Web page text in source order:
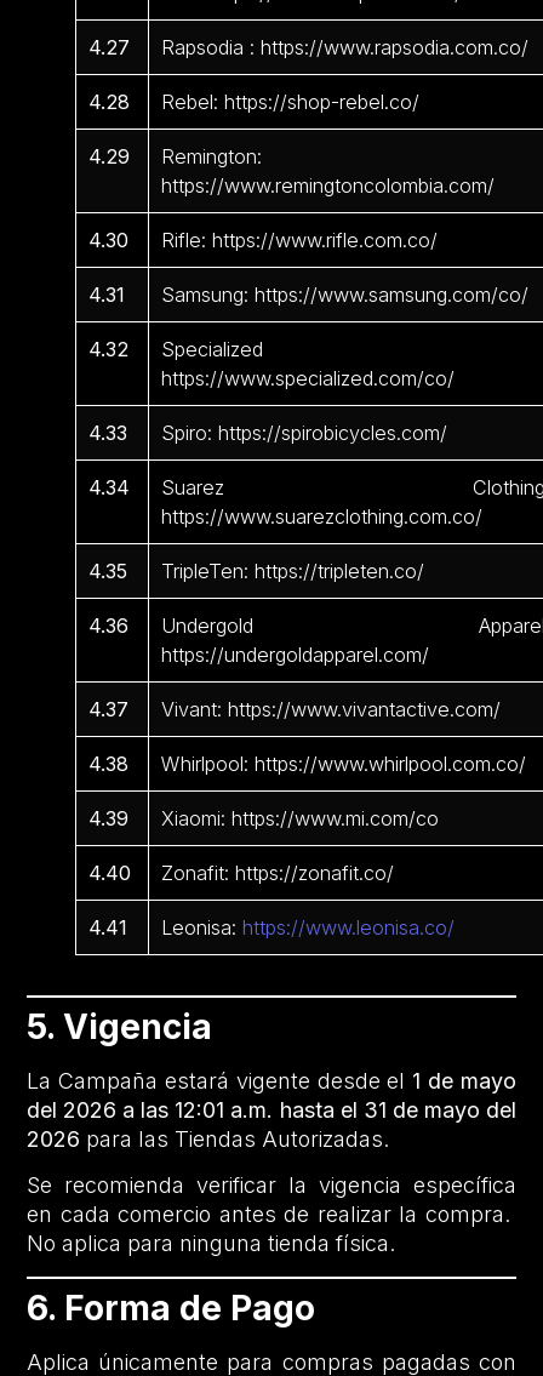
4.27 Rapsodia : https://www.rapsodia.com.co/
4.28 Rebel: https://shop-rebel.co/
4.29
Remington:
https://www.remingtoncolombia.com/
4.30 Rifle: https://www.rifle.com.co/
4.31 Samsung: https://www.samsung.com/co/
4.32
Specialized
https://www.specialized.com/co/
4.33 Spiro: https://spirobicycles.com/
4.34
Suarez
https://www.suarezclothing.com.co/
4.35 TripleTen: https://tripleten.co/
4.36
Undergold
https://undergoldapparel.com/
4.37 Vivant: https://www.vivantactive.com/
4.38 Whirlpool: https://www.whirlpool.com.co/
4.39 Xiaomi: https://www.mi.com/co
4.40 Zonafit: https://zonafit.co/
4.41 Leonisa:https://www.leonisa.co/
5. Vigencia
La Campaña estará vigente desde el 1 de mayo
del 2026 a las 12:01 a.m. hasta el 31 de mayo del
2026 para las Tiendas Autorizadas.
Se recomienda verificar la vigencia específica
en cada comercio antes de realizar la compra.
No aplica para ninguna tienda física.
6. Forma de Pago
Aplica únicamente para compras pagadas con